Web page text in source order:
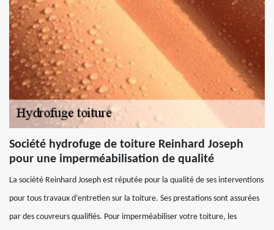
Société hydrofuge de toiture Reinhard Joseph
pour une imperméabilisation de qualité
La société Reinhard Joseph est réputée pour la qualité de ses interventions
pour tous travaux d’entretien sur la toiture. Ses prestations sont assurées
par des couvreurs qualifiés. Pour imperméabiliser votre toiture, les